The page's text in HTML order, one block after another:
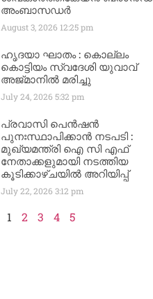
അംബാസഡര്‍
August 3, 2026 12:25 pm
ഹൃദയാ ഘാതം : കൊല്ലം
കൊട്ടിയം സ്വദേശി യുവാവ്
അജ്മാനിൽ മരിച്ചു
July 24, 2026 5:32 pm
പ്രവാസി പെൻഷൻ
പുനഃസ്ഥാപിക്കാൻ നടപടി :
മുഖ്യമന്ത്രി ഐ സി എഫ്
നേതാക്കളുമായി നടത്തിയ
കൂടിക്കാഴ്ചയിൽ അറിയിപ്പ്
July 22, 2026 3:12 pm
1 2 3 4 5